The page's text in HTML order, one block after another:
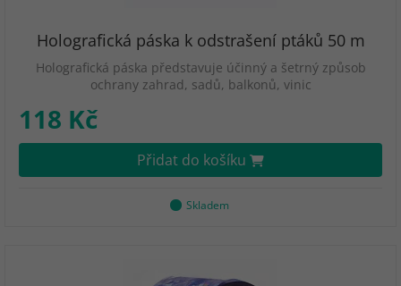
Holografická páska k odstrašení ptáků 50 m
Holografická páska představuje účinný a šetrný způsob
ochrany zahrad, sadů, balkonů, vinic
118 Kč
Přidat do košíku
Skladem